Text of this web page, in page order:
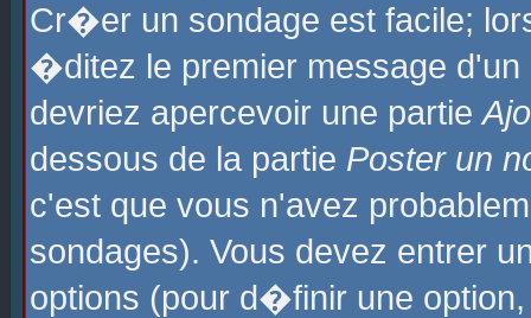
Cr�er un sondage est facile;
�ditez le premier message
devriez apercevoir une partie
dessous de la partie Poster un
c'est que vous n'avez
sondages). Vous devez entrer
options (pour d�finir une